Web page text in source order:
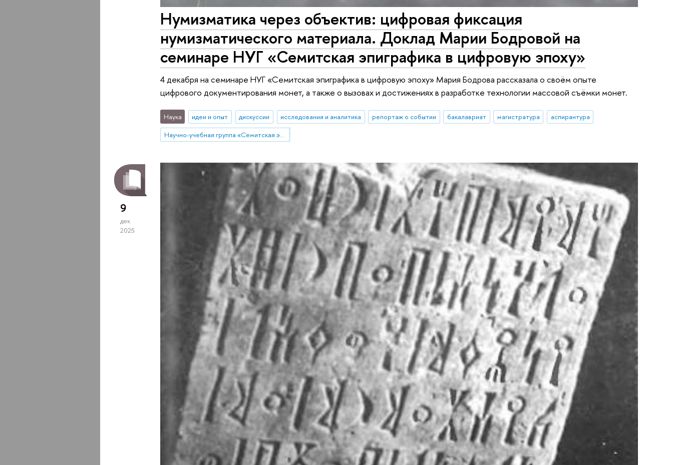
Нумизматика через объектив: цифровая фиксация
нумизматического материала. Доклад Марии Бодровой на
семинаре НУГ «Семитская эпиграфика в цифровую эпоху»
4 декабря на семинаре НУГ «Семитская эпиграфика в цифровую эпоху» Мария Бодрова рассказала о своём опыте
цифрового документирования монет, а также о вызовах и достижениях в разработке технологии массовой съёмки монет.
Наука идеи и опыт дискуссии исследования и аналитика репортаж о событии бакалавриат магистратура
аспирантура
Научно-учебная группа «Семитская эпиграфика в цифровую эпоху»
9
дек
2025